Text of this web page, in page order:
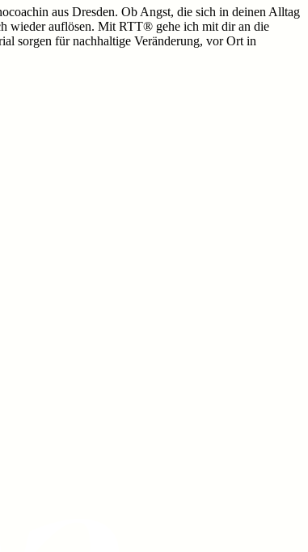
aus Dresden. Ob Angst, die sich in deinen Alltag
wieder auflösen. Mit RTT® gehe ich mit dir an die
sorgen für nachhaltige Veränderung, vor Ort in